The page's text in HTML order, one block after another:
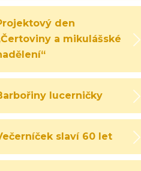
den
a mikulášské
lucerničky
slaví 60 let